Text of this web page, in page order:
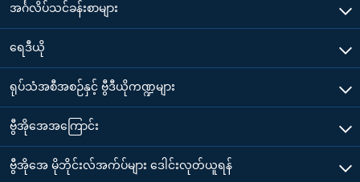
အင်္ဂလိပ်သင်ခန်းစာများ
ရေဒီယို
ရုပ်သံအစီအစဉ်နှင့် ဗွီဒီယိုကဏ္ဍများ
ဗွီအိုအေအကြောင်း
ဗွီအိုအေ မိုဘိုင်းလ်အက်ပ်များ ဒေါင်းလုတ်ယူရန်